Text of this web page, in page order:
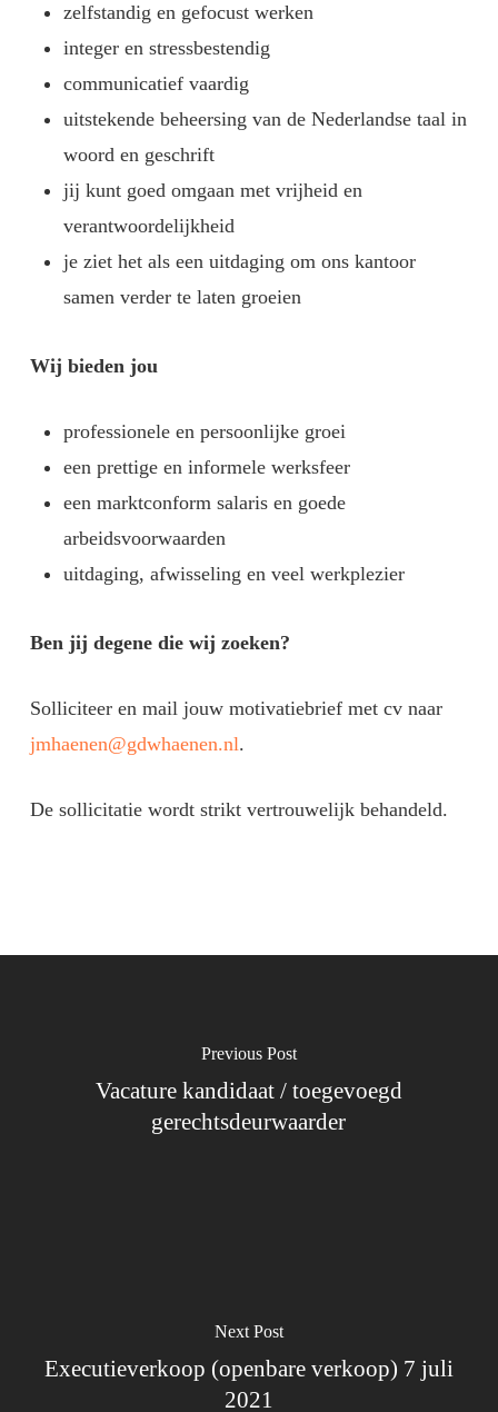
zelfstandig en gefocust werken
integer en stressbestendig
communicatief vaardig
uitstekende beheersing van de Nederlandse taal in
woord en geschrift
jij kunt goed omgaan met vrijheid en
verantwoordelijkheid
je ziet het als een uitdaging om ons kantoor
samen verder te laten groeien
Wij bieden jou
professionele en persoonlijke groei
een prettige en informele werksfeer
een marktconform salaris en goede
arbeidsvoorwaarden
uitdaging, afwisseling en veel werkplezier
Ben jij degene die wij zoeken?
Solliciteer en mail jouw motivatiebrief met cv naar
jmhaenen@gdwhaenen.nl.
De sollicitatie wordt strikt vertrouwelijk behandeld.
Previous Post
Vacature kandidaat / toegevoegd
gerechtsdeurwaarder
Next Post
Executieverkoop (openbare verkoop) 7 juli
2021